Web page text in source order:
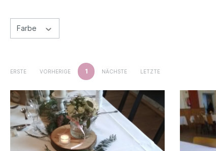
Farbe
ERSTE VORHERIGE 1 NÄCHSTE LETZTE